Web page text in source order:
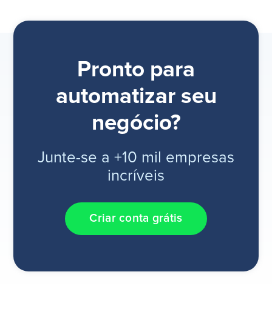
Pronto para
automatizar seu
negócio?
Junte-se a +10 mil empresas
incríveis
Criar conta grátis